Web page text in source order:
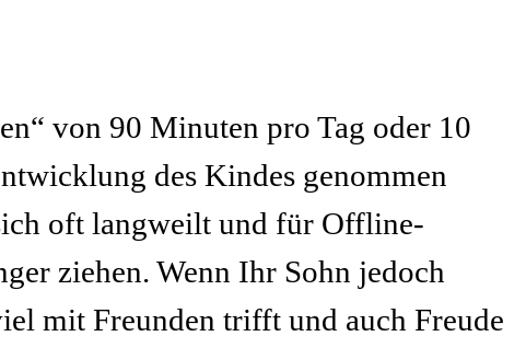
von 90 Minuten pro Tag oder 10
des Kindes genommen
oft langweilt und für Offline-
ziehen. Wenn Ihr Sohn jedoch
mit Freunden trifft und auch Freude